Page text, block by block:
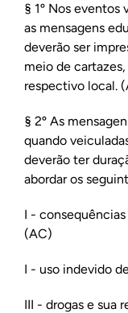
§ 1º Nos
as mensagens
deverão ser
meio de
respectivo local.
§ 2º As
quando
deverão ter
abordar os
I -
(AC)
I - uso indevido
III - drogas e sua